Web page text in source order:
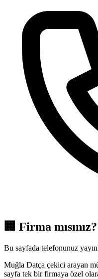
🏢 Firma mısınız?
Bu sayfada telefonunuz
Muğla Datça çekici arayan
sayfa tek bir firmaya özel